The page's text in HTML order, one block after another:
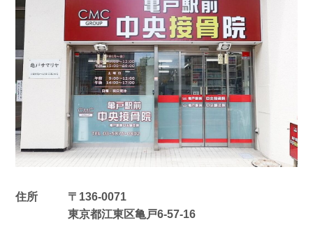
住所 〒 136-0071
東京都江東区亀戸6-57-16